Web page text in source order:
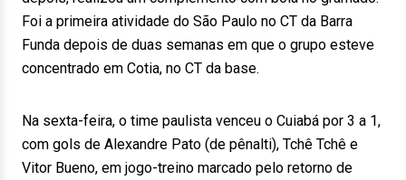
Foi a primeira atividade do São Paulo no CT da Barra
Funda depois de duas semanas em que o grupo esteve
concentrado em Cotia, no CT da base.
Na sexta-feira, o time paulista venceu o Cuiabá por 3 a 1,
com gols de Alexandre Pato (de pênalti), Tchê Tchê e
Vitor Bueno, em jogo-treino marcado pelo retorno de